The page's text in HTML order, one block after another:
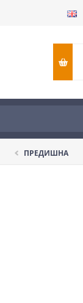
ПРЕДИШНА